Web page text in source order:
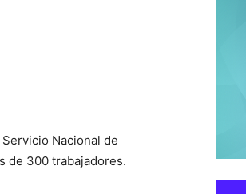
Nacional de
de 300 trabajadores.